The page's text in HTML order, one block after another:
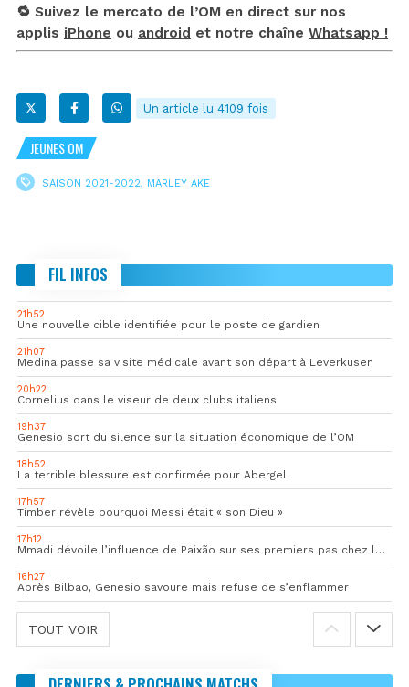
🔁 Suivez le mercato de l’OM en direct sur nos
applis iPhone ou android et notre chaîne Whatsapp !
Un article lu 4109 fois
JEUNES OM
SAISON 2021-2022, MARLEY AKE
FIL INFOS
21h52
Une nouvelle cible identifiée pour le poste de gardien
21h07
Medina passe sa visite médicale avant son départ à Leverkusen
20h22
Cornelius dans le viseur de deux clubs italiens
19h37
Genesio sort du silence sur la situation économique de l’OM
18h52
La terrible blessure est confirmée pour Abergel
17h57
Timber révèle pourquoi Messi était « son Dieu »
17h12
Mmadi dévoile l’influence de Paixão sur ses premiers pas chez les pros
16h27
Après Bilbao, Genesio savoure mais refuse de s’enflammer
TOUT VOIR